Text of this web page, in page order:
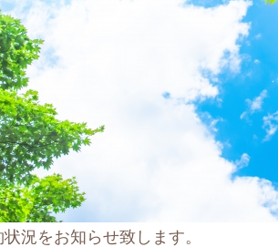
況をお知らせ致します。